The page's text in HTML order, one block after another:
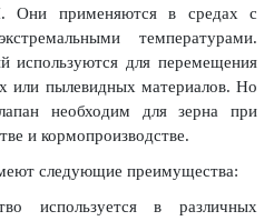
Они применяются в средах с
температурами.
используются для перемещения
или пылевидных материалов. Но
необходим для зерна при
и кормопроизводстве.
следующие преимущества:
используется в различных